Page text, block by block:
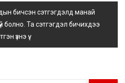
бичсэн сэтгэгдэлд манай
болно. Та сэтгэгдэл бичихдээ
үзнэ үү.